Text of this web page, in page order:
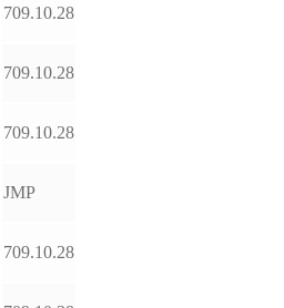
709.10.28
709.10.28
709.10.28
JMP
709.10.28